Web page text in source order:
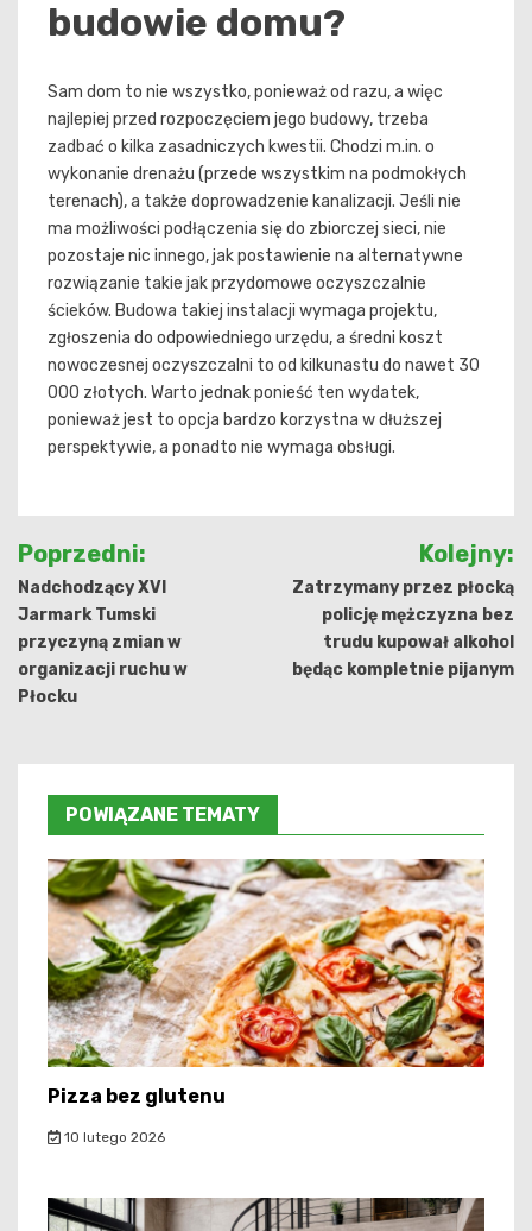
budowie domu?
Sam dom to nie wszystko, ponieważ od razu, a więc
najlepiej przed rozpoczęciem jego budowy, trzeba
zadbać o kilka zasadniczych kwestii. Chodzi m.in. o
wykonanie drenażu (przede wszystkim na podmokłych
terenach), a także doprowadzenie kanalizacji. Jeśli nie
ma możliwości podłączenia się do zbiorczej sieci, nie
pozostaje nic innego, jak postawienie na alternatywne
rozwiązanie takie jak przydomowe oczyszczalnie
ścieków. Budowa takiej instalacji wymaga projektu,
zgłoszenia do odpowiedniego urzędu, a średni koszt
nowoczesnej oczyszczalni to od kilkunastu do nawet 30
000 złotych. Warto jednak ponieść ten wydatek,
ponieważ jest to opcja bardzo korzystna w dłuższej
perspektywie, a ponadto nie wymaga obsługi.
Nawigacja
wpisu
Poprzedni:
Nadchodzący XVI
Jarmark Tumski
przyczyną zmian w
organizacji ruchu w
Płocku
Kolejny:
Zatrzymany przez płocką
policję mężczyzna bez
trudu kupował alkohol
będąc kompletnie pijanym
POWIĄZANE TEMATY
Pizza bez glutenu
10 lutego 2026